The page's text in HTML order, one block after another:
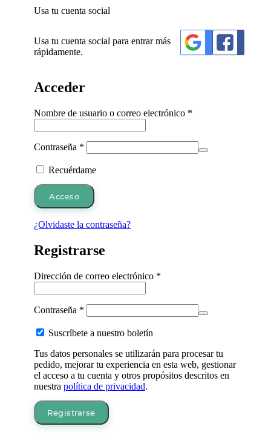
Usa tu cuenta social
Usa tu cuenta social para entrar más
rápidamente.
Acceder
Nombre de usuario o correo electrónico *
Contraseña *
Recuérdame
Acceso
¿Olvidaste la contraseña?
Registrarse
Dirección de correo electrónico *
Contraseña *
Suscríbete a nuestro boletín
Tus datos personales se utilizarán para procesar tu
pedido, mejorar tu experiencia en esta web, gestionar
el acceso a tu cuenta y otros propósitos descritos en
nuestra política de privacidad.
Registrarse